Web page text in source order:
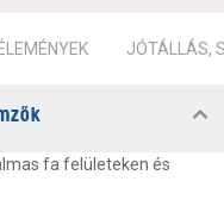
JÓTÁLLÁS,
fa felületeken és